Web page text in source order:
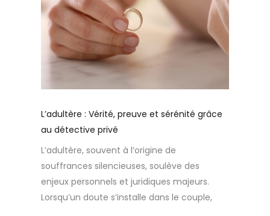
L’adultère : Vérité, preuve et sérénité grâce
au détective privé
L’adultère, souvent à l’origine de
souffrances silencieuses, soulève des
enjeux personnels et juridiques majeurs.
Lorsqu’un doute s’installe dans le couple,